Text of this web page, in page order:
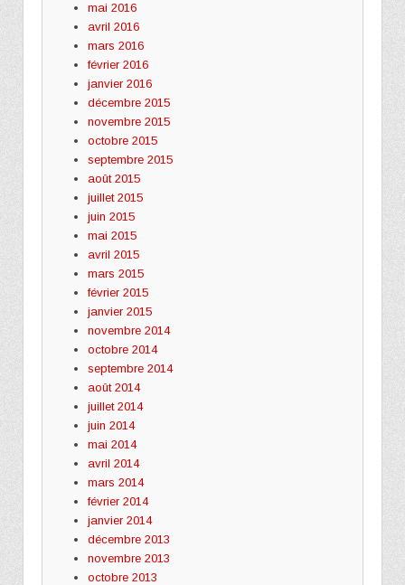
mai 2016
avril 2016
mars 2016
février 2016
janvier 2016
décembre 2015
novembre 2015
octobre 2015
septembre 2015
août 2015
juillet 2015
juin 2015
mai 2015
avril 2015
mars 2015
février 2015
janvier 2015
novembre 2014
octobre 2014
septembre 2014
août 2014
juillet 2014
juin 2014
mai 2014
avril 2014
mars 2014
février 2014
janvier 2014
décembre 2013
novembre 2013
octobre 2013